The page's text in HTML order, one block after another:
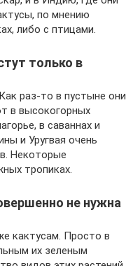
по мнению
либо с птицами.
только в
раз-то в пустыне они
в высокогорных
в саваннах и
и Уругвая очень
Некоторые
тропиках.
не нужна
кактусам. Просто в
их зеленым